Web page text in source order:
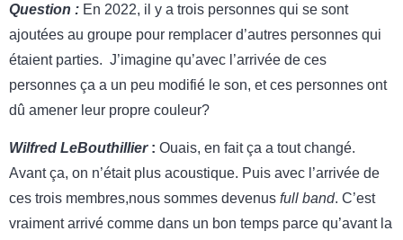
Question : En 2022, il y a trois personnes qui se sont
ajoutées au groupe pour remplacer d’autres personnes qui
étaient parties. J’imagine qu’avec l’arrivée de ces
personnes ça a un peu modifié le son, et ces personnes ont
dû amener leur propre couleur?
Wilfred LeBouthillier: Ouais, en fait ça a tout changé.
Avant ça, on n’était plus acoustique. Puis avec l’arrivée de
ces trois membres,nous sommes devenus full band. C’est
vraiment arrivé comme dans un bon temps parce qu’avant la